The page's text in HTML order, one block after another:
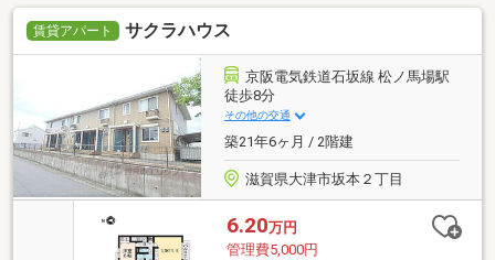
賃貸アパート サクラハウス
京阪電気鉄道石坂線 松ノ馬場駅
徒歩8分
その他の交通
築21年6ヶ月 / 2階建
滋賀県大津市坂本２丁目
6.20万円
管理費5,000円